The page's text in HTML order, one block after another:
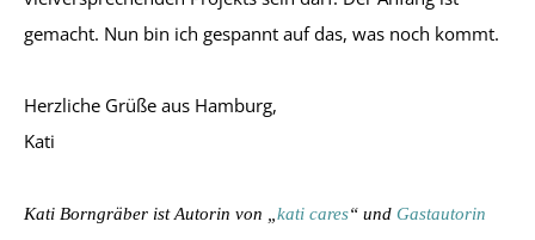
gemacht. Nun bin ich gespannt auf das, was noch kommt.
Herzliche Grüße aus Hamburg,
Kati
Kati Borngräber ist Autorin von „ kati cares“ und Gastautorin